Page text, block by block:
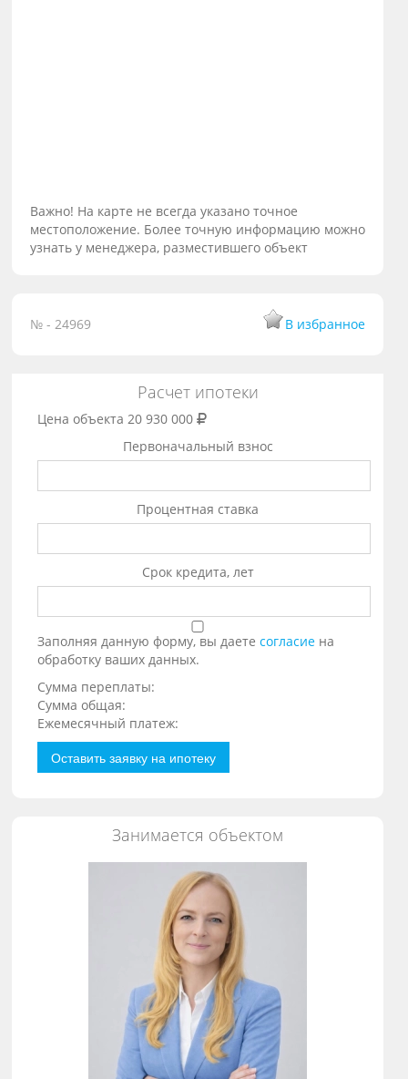
Важно! На карте не всегда указано точное
местоположение. Более точную информацию можно
узнать у менеджера, разместившего объект
№ - 24969 В избранное
Расчет ипотеки
Цена объекта 20 930 000
Первоначальный взнос
Процентная ставка
Срок кредита, лет
Заполняя данную форму, вы даетесогласие на
обработку ваших данных.
Сумма переплаты:
Сумма общая:
Ежемесячный платеж:
Оставить заявку на ипотеку
Занимается объектом